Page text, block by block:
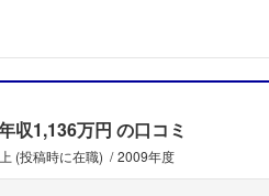
収1,136万円 の口コミ
(投稿時に在職) 2009年度